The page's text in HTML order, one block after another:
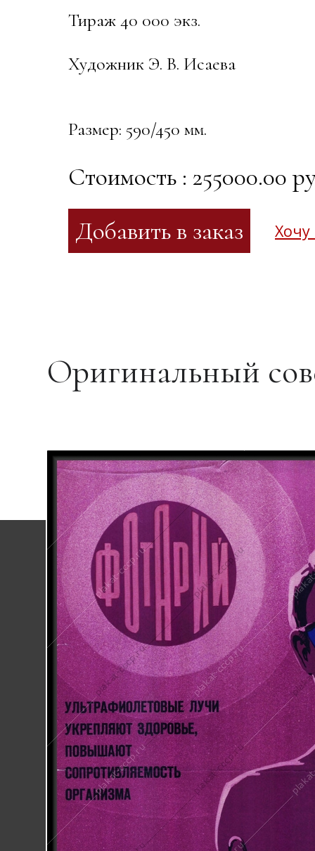
Тираж 40 000 экз.
Художник Э. В. Исаева
Размер: 590/450 мм.
Стоимость : 255000.00
Хочу
Оригинальный